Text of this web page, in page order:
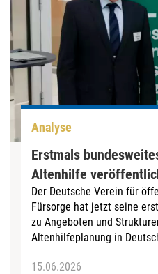
Analyse
Erstmals
Altenhilfe
Der Deutsche Verein für
Fürsorge hat jetzt seine
zu Angeboten und
Altenhilfeplanung in
15.06.2026